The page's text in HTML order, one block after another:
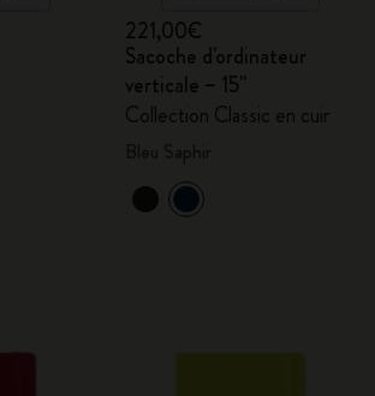
221,00€
Sacoche d'ordinateur
verticale – 15''
Collection Classic en cuir